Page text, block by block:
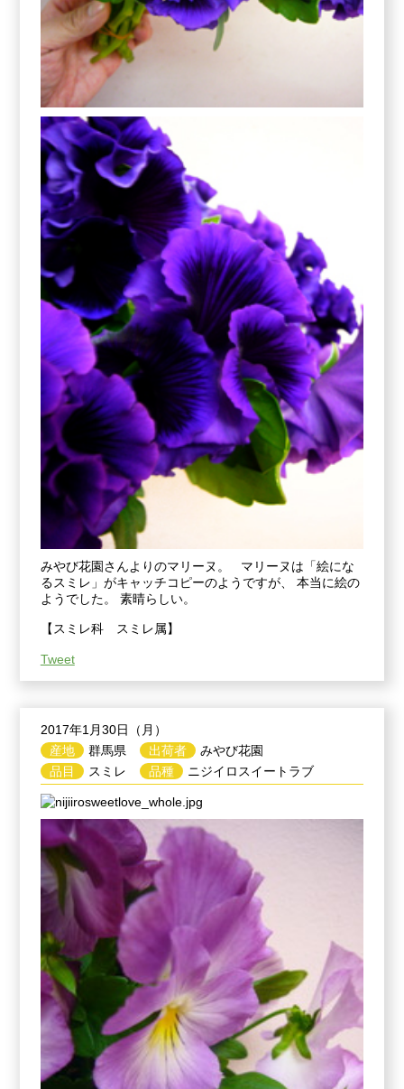
みやび花園さんよりのマリーヌ。 マリーヌは「絵にな
るスミレ」がキャッチコピーのようですが、 本当に絵の
ようでした。 素晴らしい。
【スミレ科 スミレ属】
Tweet
2017年1月30日（月）
産地
群馬県
品目
スミレ
出荷者
みやび花園
品種
ニジイロスイートラブ